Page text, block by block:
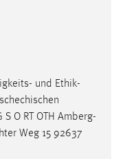
und Ethik-
S O RT OTH Amberg-
Weg 15 92637
und Social Media
von diesen